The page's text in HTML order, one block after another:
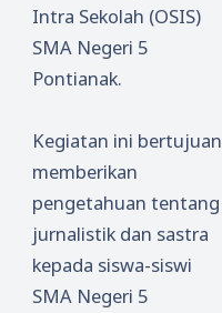
Intra Sekolah (OSIS)
SMA Negeri 5
Pontianak.
Kegiatan ini bertujuan
memberikan
pengetahuan tentang
jurnalistik dan sastra
kepada siswa-siswi
SMA Negeri 5